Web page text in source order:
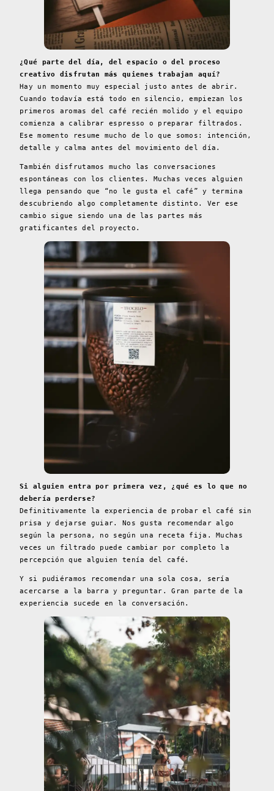
¿Qué parte del día, del espacio o del proceso
creativo disfrutan más quienes trabajan aquí?
Hay un momento muy especial justo antes de abrir.
Cuando todavía está todo en silencio, empiezan los
primeros aromas del café recién molido y el equipo
comienza a calibrar espresso o preparar filtrados.
Ese momento resume mucho de lo que somos: intención,
detalle y calma antes del movimiento del día.
También disfrutamos mucho las conversaciones
espontáneas con los clientes. Muchas veces alguien
llega pensando que “no le gusta el café” y termina
descubriendo algo completamente distinto. Ver ese
cambio sigue siendo una de las partes más
gratificantes del proyecto.
Si alguien entra por primera vez, ¿qué es lo que no
debería perderse?
Definitivamente la experiencia de probar el café sin
prisa y dejarse guiar. Nos gusta recomendar algo
según la persona, no según una receta fija. Muchas
veces un filtrado puede cambiar por completo la
percepción que alguien tenía del café.
Y si pudiéramos recomendar una sola cosa, sería
acercarse a la barra y preguntar. Gran parte de la
experiencia sucede en la conversación.